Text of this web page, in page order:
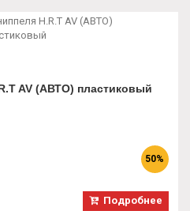
AV (АВТО) пластиковый
50%
Подробнее